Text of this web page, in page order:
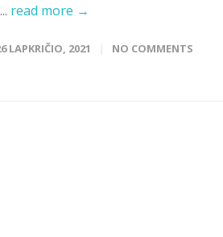
read more →
LAPKRIČIO, 2021 NO COMMENTS